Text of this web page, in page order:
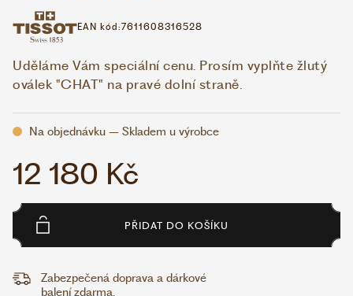
EAN kód:7611608316528
Uděláme Vám speciální cenu. Prosím vyplňte žlutý
oválek "CHAT" na pravé dolní straně.
Na objednávku – Skladem u výrobce
12 180 Kč
PŘIDAT DO KOŠÍKU
Zabezpečená doprava a dárkové
balení zdarma.